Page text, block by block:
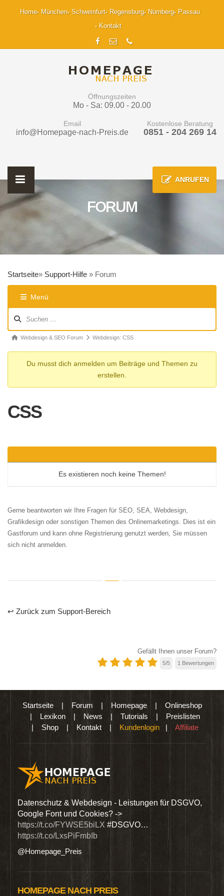
Home München Schweinfurt Regensburg Nürnberg
Passau
Kontakt
Öffnungszeiten
Mo - Sa: 09.00 - 20.00
Email
info@Homepage-nach-Preis.de
Kostenlose Beratung
0851 - 204 269 14
ANRUFEN
FORUM
Startseite» Support-Hilfe » Forum
Menü
Navigation
Forum-
bist
Webdesign & SEO Forum Webdesign: CSS
Du musst dich anmelden um Beiträge und Themen zu
erstellen.
CSS
Es existieren noch keine Themen!
Gerne beantworten wir Ihre Fragen für SEO, SEA, Webdesign,
Grafikdesign oder sonstigen Themen des Onlinemarketings. Dies ist ein
Gastforum und kann ohne Registrierung genutzt werden, Sie müssen
sich nicht anmelden.
↩ Zurück zum Support-Bereich
Gefällt Ihnen unser Forum?
5/5 1 Bewertungen
Startseite| Forum | Homepage| Onlineshop
| Lexikon | News | Tutorials | Preislisten
| Shop | Kontakt | Kundenlogin | Affiliate
Datenschutz & Webdesign - Leistungen für DSGVO,
Google Font und Cookies? ->
https://t.co/FYWSE5biLX #DSGVO…
https://t.co/LxsPiFmbIb
@Homepage_Preis
HOMEPAGE NACH PREIS